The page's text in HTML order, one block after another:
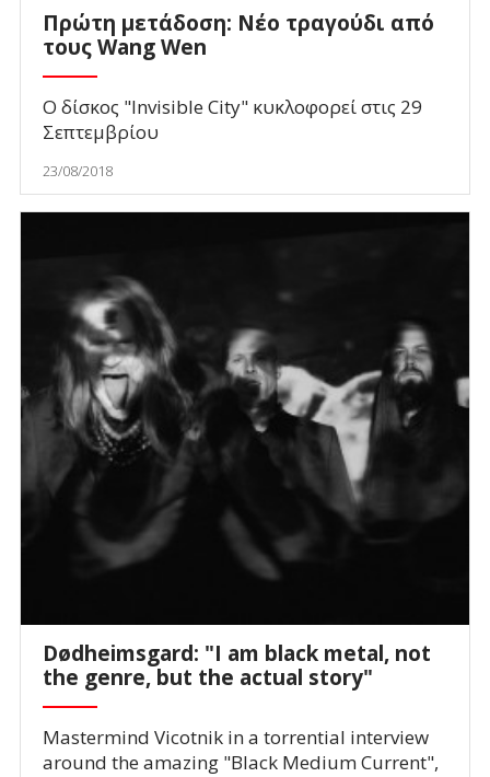
Πρώτη μετάδοση: Νέο τραγούδι από
τους Wang Wen
Ο δίσκος "Invisible City" κυκλοφορεί στις 29
Σεπτεμβρίου
23/08/2018
Dødheimsgard: "I am black metal, not
the genre, but the actual story"
Mastermind Vicotnik in a torrential interview
around the amazing "Black Medium Current",